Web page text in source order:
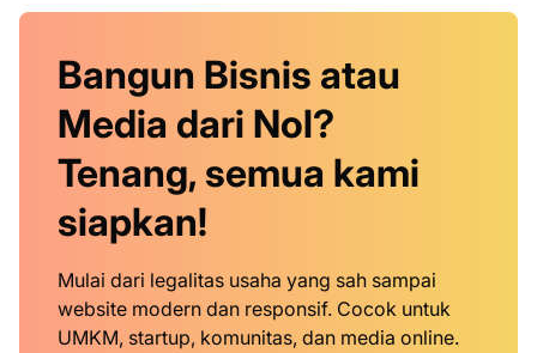
Bangun Bisnis atau
Media dari Nol?
Tenang, semua kami
siapkan!
Mulai dari legalitas usaha yang sah sampai
website modern dan responsif. Cocok untuk
UMKM, startup, komunitas, dan media online.